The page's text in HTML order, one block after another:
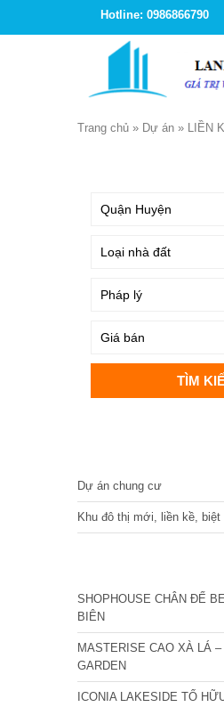
Hotline: 0986866790
Trang chủ » Dự án » LIỀN
Dự án chung cư
Khu đô thị mới, liền kề,
SHOPHOUSE CHÂN ĐẾ
BIÊN
MASTERISE CAO XÀ LÁ
GARDEN
ICONIA LAKESIDE TỐ